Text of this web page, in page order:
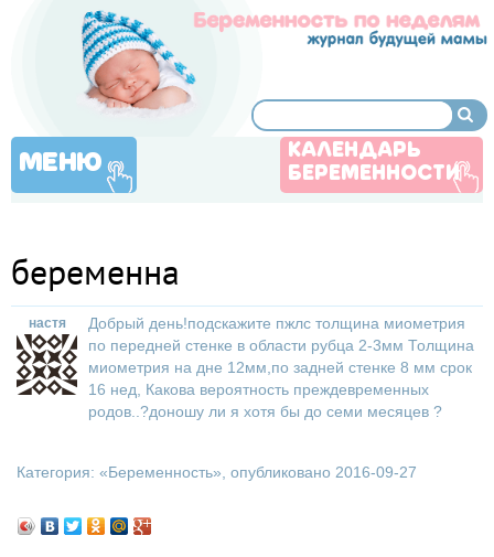
МЕНЮ
КАЛЕНДАРЬ
БЕРЕМЕННОСТИ
беременна
настя
Добрый день!подскажите пжлс толщина миометрия
по передней стенке в области рубца 2-3мм Толщина
миометрия на дне 12мм,по задней стенке 8 мм срок
16 нед, Какова вероятность преждевременных
родов..?доношу ли я хотя бы до семи месяцев ?
Категория: «Беременность», опубликовано 2016-09-27